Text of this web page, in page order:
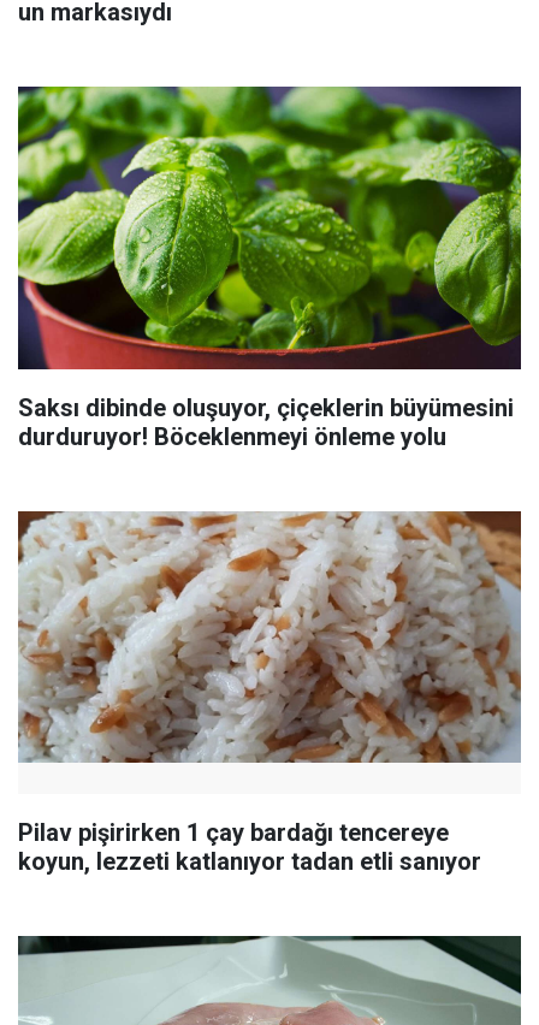
un markasıydı
Saksı dibinde oluşuyor, çiçeklerin büyümesini
durduruyor! Böceklenmeyi önleme yolu
Pilav pişirirken 1 çay bardağı tencereye
koyun, lezzeti katlanıyor tadan etli sanıyor